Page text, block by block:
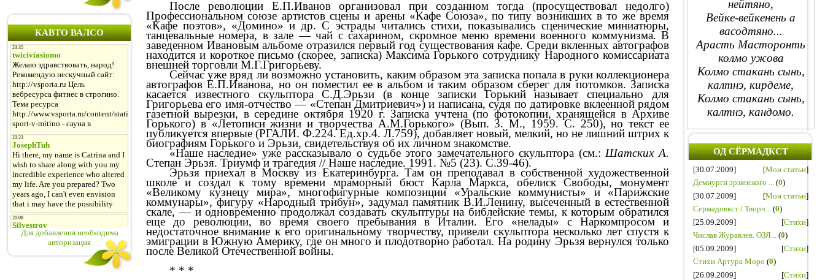
КАВТО ВАЛСО
Для добавления необходима
авторизация
После революции Е.П.Иванов организовал при созданном тогда (просуществовал недолго)
Профессиональном союзе артистов сцены и арены «Кафе Союза», по типу возникших в то же время
«Кафе поэтов», «Домино» и др. С эстрады читались стихи, показывались сценические миниатюры,
танцевальные номера, в зале — чай с сахарином, скромное меню времени военного коммунизма. В
заведенном Ивановым альбоме отразился первый год существования кафе. Средивкленных автографов
находится и короткое письмо (скорее, записка) Максима Горького сотруднику Народного комиссариата
внешней торговли М.Г.Григорьеву.
Сейчас уже вряд ли возможно установить, каким образом эта записка попала в руки коллекционера
автографов Е.П.Иванова, но он поместил ее в альбом и таким образом сберег для потомков. Записка
касается известного скульптораС.Д.Эрьзи (в конце записки Горький называет специально для
Григорьева его имя-отчество — «Степан Дмитриевич») и написана, судя по датировке вклеенной рядом
газетной вырезки, в середине октября 1920 г. Записка учтена (по фотокопии, хранящейся в Архиве
Горького) в «Летописи жизни и творчества А.М.Горького» (Вып. 3. М., 1959. С. 250), но текст ее
публикуется впервые (РГАЛИ. Ф.224. Ед.хр.4. Л.759), добавляет новый, мелкий, но не лишний штрих к
биографиям Горького и Эрьзи, свидетельствуя об их личном знакомстве.
«Наше наследие» уже рассказывало о судьбе этого замечательного скульптора (см.:ШатскихА.
Степан Эрьзя. Триумф и трагедия // Наше наследие. 1991. №5 (23). С.39-46).
Эрьзяприехал в Москву из Екатеринбурга. Там он преподавал в собственной художественной
школе и создал к тому времени мраморный бюст Карла Маркса, обелиск Свободы, монумент
«Великому кузнецу мира», многофигурные композиции «Уральские коммунисты» и «Парижские
коммунары», фигуру «Народный трибун», задумал памятник В.И.Ленину, высеченный в естественной
скале, — и одновременно продолжал создавать скульптуры на библейские темы, к которым обратился
еще до революции, во время своего пребывания вИталии. Его «нелады» сНаркомпросом и
недостаточное внимание к его оригинальному творчеству, привели скульптора несколько летспустяк
эмиграции в Южную Америку, где он много и плодотворно работал. На родину Эрьзявернулся только
после Великой Отечественной войны.
* * *
нейтяно,
Вейке-вейкенень а
васодтяно...
Арасть Масторонть
колмо ужова
Колмо стакань сынь,
калтнэ, кирдеме,
Колмо стакань сынь,
калтнэ, кандомо.
ОД СЁРМАДКСТ
[30.07.2009] [Мои статьи]
Демиурги эрзянского ... (0)
[30.07.2009]
[Мои статьи]
Сермадовкст / Творч... (0)
[25.09.2009]
[Стихи]
Числав Журавлев. ОЗЯ... (0)
[05.09.2009]
[Стихи]
Стихи Артура Моро (0)
[26.09.2009]
[Стихи]